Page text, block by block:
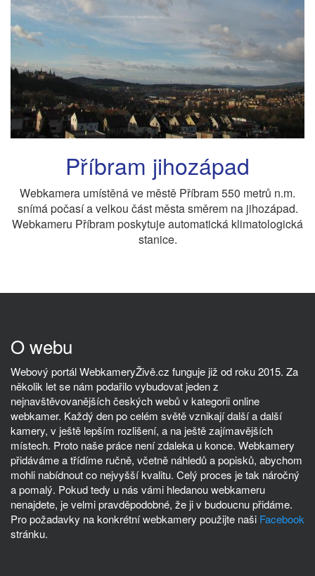
Příbram jihozápad
Webkamera umístěná ve městě Příbram 550 metrů n.m.
snímá počasí a velkou část města směrem na jihozápad.
Webkameru Příbram poskytuje automatická klimatologická
stanice.
O webu
Webový portál WebkameryŽivě.cz funguje již od roku 2015. Za
několik let se nám podařilo vybudovat jeden z
nejnavštěvovanějších českých webů v kategorii online
webkamer. Každý den po celém světě vznikají další a další
kamery, v ještě lepším rozlišení, a na ještě zajímavějších
místech. Proto naše práce není zdaleka u konce. Webkamery
přidáváme a třídíme ručně, včetně náhledů a popisků, abychom
mohli nabídnout co nejvyšší kvalitu. Celý proces je tak náročný
a pomalý. Pokud tedy u nás vámi hledanou webkameru
nenajdete, je velmi pravděpodobné, že ji v budoucnu přidáme.
Pro požadavky na konkrétní webkamery použijte naši Facebook
stránku.